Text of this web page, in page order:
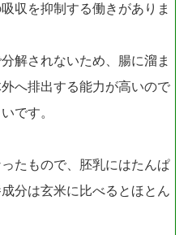
収を抑制する働きがありま
解されないため、腸に溜ま
へ排出する能力が高いので
です。
たもので、胚乳にはたんぱ
分は玄米に比べるとほとん